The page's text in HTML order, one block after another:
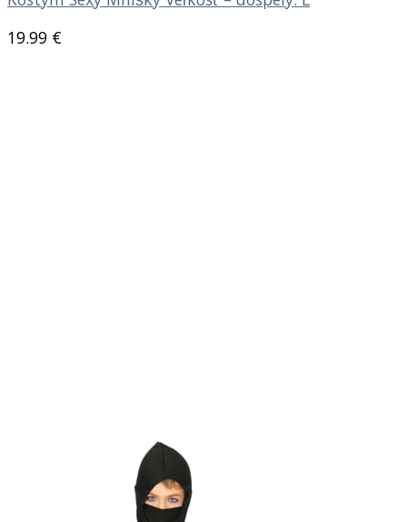
19.99 €